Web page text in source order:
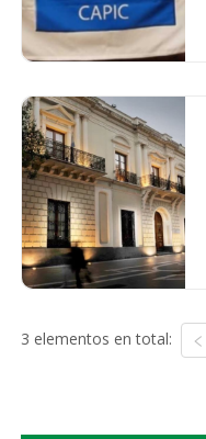
3 elementos en total: